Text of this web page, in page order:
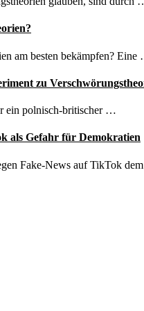
am besten bekämpfen? Eine
zu
ein polnisch-britischer …
als Gefahr für Demokratien
Fake-News auf TikTok